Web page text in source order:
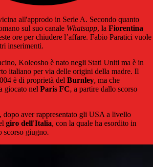
all'approdo in Serie A. Secondo quanto
sul suo canale Whatsapp, la Fiorentina
ore per chiudere l’affare. Fabio Paratici vuole
inserimenti.
Koleosho è nato negli Stati Uniti ma è in
italiano per via delle origini della madre. Il
è di proprietà del Burnley, ma che
giocato nel Paris FC, a partire dallo scorso
aver rappresentato gli USA a livello
giro dell'Italia, con la quale ha esordito in
scorso giugno.